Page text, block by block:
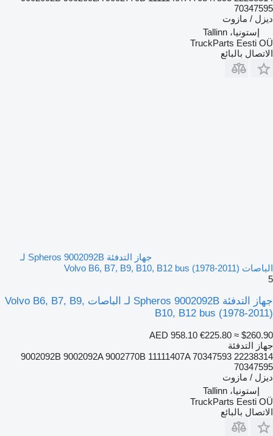
70347595
ديزل / مازوت
إستونيا، Tallinn
TruckParts Eesti OÜ
الاتصال بالبائع
جهاز التدفئة Spheros 9002092B لـ
الباصات Volvo B6, B7, B9, B10, B12 bus (1978-2011)
5
جهاز التدفئة Spheros 9002092B لـ الباصات Volvo B6, B7, B9,
B10, B12 bus (1978-2011)
AED 958.10 €225.80 ≈ $260.90
جهاز التدفئة
9002092B 9002092A 9002770B 11111407A 70347593 22238314
70347595
ديزل / مازوت
إستونيا، Tallinn
TruckParts Eesti OÜ
الاتصال بالبائع